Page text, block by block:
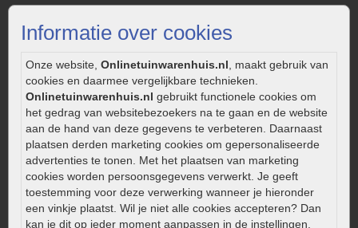
Informatie over cookies
Onze website, Onlinetuinwarenhuis.nl , maakt gebruik van
cookies en daarmee vergelijkbare technieken.
Onlinetuinwarenhuis.nl gebruikt functionele cookies om
het gedrag van websitebezoekers na te gaan en de website
aan de hand van deze gegevens te verbeteren. Daarnaast
plaatsen derden marketing cookies om gepersonaliseerde
advertenties te tonen. Met het plaatsen van marketing
cookies worden persoonsgegevens verwerkt. Je geeft
toestemming voor deze verwerking wanneer je hieronder
een vinkje plaatst. Wil je niet alle cookies accepteren? Dan
kan je dit op ieder moment aanpassen in de instellingen.
Welke tuinstijl past bij mij
Strakke tuin inrichten
Onderhoud van gebakken bestrating
Aanlegtips voor gebakken bestrating
Zelf een terras aanleggen
Kleine stadstuin inrichten
0320 – 219170
Kaapstanderweg 41
8243 RB Lelystad